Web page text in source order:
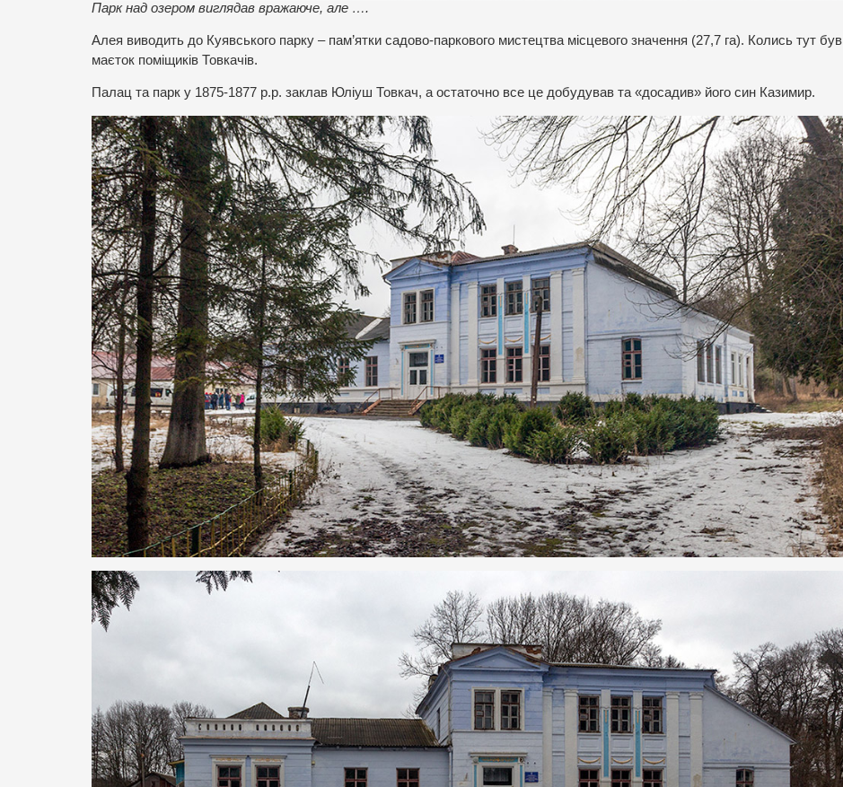
Парк над озером виглядав вражаюче, але ….
Алея виводить до Куявського парку – пам’ятки садово-паркового мистецтва місцевого значення (27,7 га). Колись тут був
маєток поміщиків Товкачів.
Палац та парк у 1875-1877 р.р. заклав Юліуш Товкач, а остаточно все це добудував та «досадив» його син Казимир.